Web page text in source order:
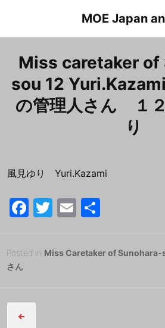
content
MOE Japan
Miss caretaker of
sou 12
の管理人さん １
り
風見ゆり Yuri.Kazami
F
a
c
b
o
T
w
itt
E
m
ai
有
Posted
on
2
0
Posted in Miss Caretaker of Sunohara-
さん
navigation